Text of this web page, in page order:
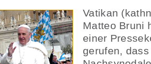
Vatikan
Matteo Bruni
einer
gerufen,